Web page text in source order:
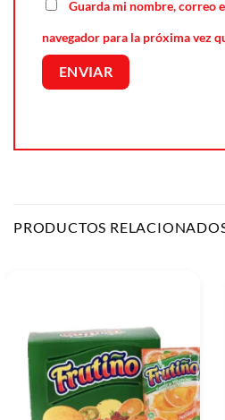
Guarda mi nombre, correo
navegador para la próxima vez
PRODUCTOS